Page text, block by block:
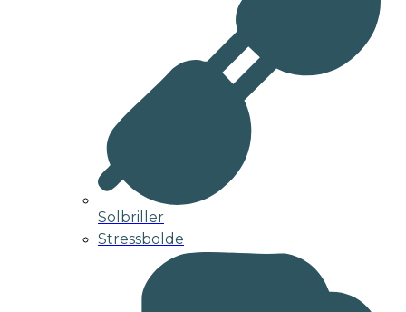
Solbriller
Stressbolde